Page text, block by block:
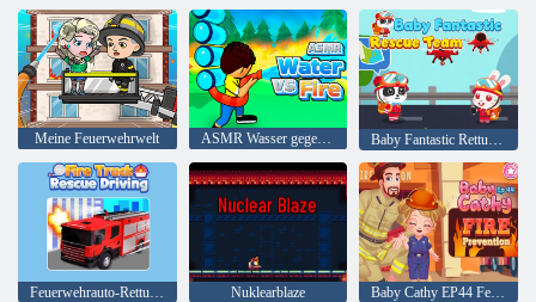
Meine Feuerwehrwelt ASMR Wasser gegen Feuer Baby Fantastic Rettungsteam
Feuerwehrauto-Rettungsfahrt Nuklearblaze Baby Cathy EP44 Feuerprävention